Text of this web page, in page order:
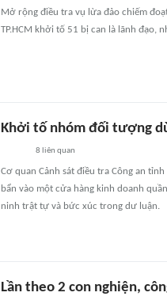
Mở rộng điều tra vụ lừa đảo chiếm
TP.HCM khởi tố 51 bị can là lãnh đạo,
Khởi tố nhóm đối tượng
8 liên quan
Cơ quan Cảnh sát điều tra Công an
bẩn vào một cửa hàng kinh doanh
ninh trật tự và bức xúc trong dư luận.
Lần theo 2 con nghiện,